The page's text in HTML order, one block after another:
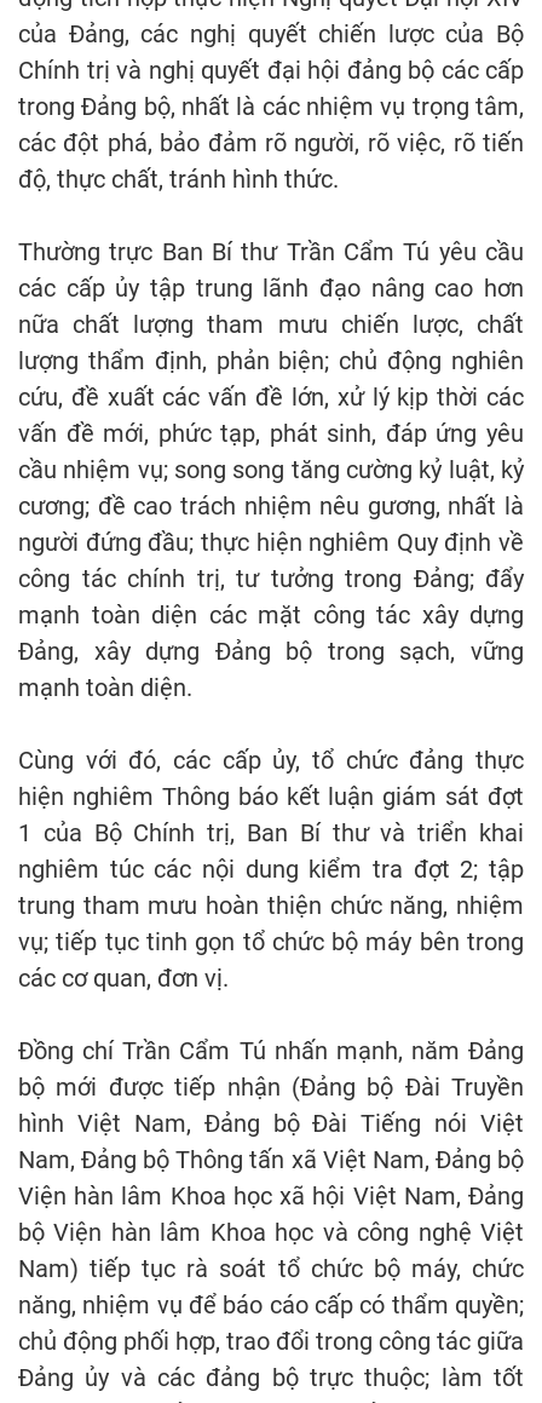
của Đảng, các nghị quyết chiến lược của Bộ
Chính trị và nghị quyết đại hội đảng bộ các cấp
trong Đảng bộ, nhất là các nhiệm vụ trọng tâm,
các đột phá, bảo đảm rõ người, rõ việc, rõ tiến
độ, thực chất, tránh hình thức.
Thường trực Ban Bí thư Trần Cẩm Tú yêu cầu
các cấp ủy tập trung lãnh đạo nâng cao hơn
nữa chất lượng tham mưu chiến lược, chất
lượng thẩm định, phản biện; chủ động nghiên
cứu, đề xuất các vấn đề lớn, xử lý kịp thời các
vấn đề mới, phức tạp, phát sinh, đáp ứng yêu
cầu nhiệm vụ; song song tăng cường kỷ luật, kỷ
cương; đề cao trách nhiệm nêu gương, nhất là
người đứng đầu; thực hiện nghiêm Quy định về
công tác chính trị, tư tưởng trong Đảng; đẩy
mạnh toàn diện các mặt công tác xây dựng
Đảng, xây dựng Đảng bộ trong sạch, vững
mạnh toàn diện.
Cùng với đó, các cấp ủy, tổ chức đảng thực
hiện nghiêm Thông báo kết luận giám sát đợt
1 của Bộ Chính trị, Ban Bí thư và triển khai
nghiêm túc các nội dung kiểm tra đợt 2; tập
trung tham mưu hoàn thiện chức năng, nhiệm
vụ; tiếp tục tinh gọn tổ chức bộ máy bên trong
các cơ quan, đơn vị.
Đồng chí Trần Cẩm Tú nhấn mạnh, năm Đảng
bộ mới được tiếp nhận (Đảng bộ Đài Truyền
hình Việt Nam, Đảng bộ Đài Tiếng nói Việt
Nam, Đảng bộ Thông tấn xã Việt Nam, Đảng bộ
Viện hàn lâm Khoa học xã hội Việt Nam, Đảng
bộ Viện hàn lâm Khoa học và công nghệ Việt
Nam) tiếp tục rà soát tổ chức bộ máy, chức
năng, nhiệm vụ để báo cáo cấp có thẩm quyền;
chủ động phối hợp, trao đổi trong công tác giữa
Đảng ủy và các đảng bộ trực thuộc; làm tốt